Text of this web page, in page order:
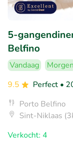
5-
Belfino
Vandaag Morgen
9.5
Perfect •
Porto Belfino
Sint-Niklaas
Verkocht: 4